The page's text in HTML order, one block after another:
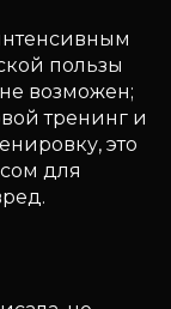
пользы
возможен;
тренинг и
это
для